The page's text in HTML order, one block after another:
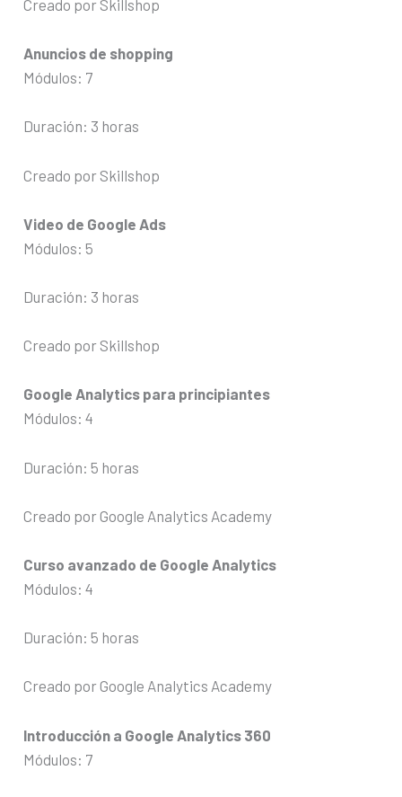
Creado por Skillshop
Anuncios de shopping
Módulos: 7
Duración: 3 horas
Creado por Skillshop
Video de Google Ads
Módulos: 5
Duración: 3 horas
Creado por Skillshop
Google Analytics para principiantes
Módulos: 4
Duración: 5 horas
Creado por Google Analytics Academy
Curso avanzado de Google Analytics
Módulos: 4
Duración: 5 horas
Creado por Google Analytics Academy
Introducción a Google Analytics 360
Módulos: 7